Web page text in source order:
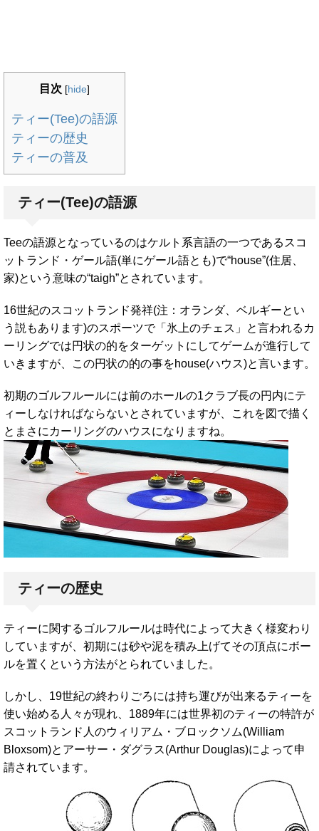
目次 [hide]
ティー(Tee)の語源
ティーの歴史
ティーの普及
ティー(Tee)の語源
Teeの語源となっているのはケルト系言語の一つであるスコ
ットランド・ゲール語(単にゲール語とも)で“house”(住居、
家)という意味の“taigh”とされています。
16世紀のスコットランド発祥(注：オランダ、ベルギーとい
う説もあります)のスポーツで「氷上のチェス」と言われるカ
ーリングでは円状の的をターゲットにしてゲームが進行して
いきますが、この円状の的の事をhouse(ハウス)と言います。
初期のゴルフルールには前のホールの1クラブ長の円内にテ
ィーしなければならないとされていますが、これを図で描く
とまさにカーリングのハウスになりますね。
ティーの歴史
ティーに関するゴルフルールは時代によって大きく様変わり
していますが、初期には砂や泥を積み上げてその頂点にボー
ルを置くという方法がとられていました。
しかし、19世紀の終わりごろには持ち運びが出来るティーを
使い始める人々が現れ、1889年には世界初のティーの特許が
スコットランド人のウィリアム・ブロックソム(William
Bloxsom)とアーサー・ダグラス(Arthur Douglas)によって申
請されています。